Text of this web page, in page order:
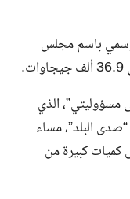
باسم مجلس
الذي
البلد”، مساء
كميات كبيرة من